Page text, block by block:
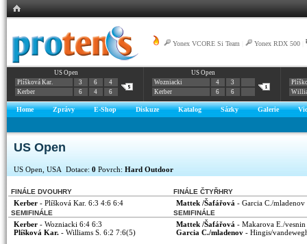
Yonex VCORE Si Team Yonex RDX 500
US Open
Plíšková Kar.
3 6
4
Kerber
6 4 6
US Open
Wozniacki
4
3
Kerber
6 6
Home Zprávy E-Shop Diskuze Katalog Sázky Galerie
US Open
US Open, USA Dotace: 0 Povrch: Hard Outdoor
FINÁLE DVOUHRY
Kerber - Plíšková Kar. 6:3 4:6 6:4
FINÁLE ČTYŘHRY
Mattek /Šafářová - Garcia C./
SEMIFINÁLE
Kerber - Wozniacki 6:4 6:3
Plíšková Kar. - Williams S. 6:2 7:6(5)
SEMIFINÁLE
Mattek /Šafářová - Makarova E./
Garcia C./mladenov - Hingis/